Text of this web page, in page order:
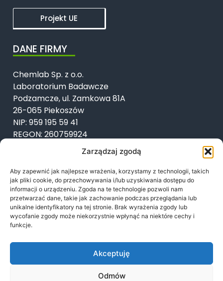
Zarządzaj zgodą
Aby zapewnić jak najlepsze wrażenia, korzystamy z technologii, takich
jak pliki cookie, do przechowywania i/lub uzyskiwania dostępu do
informacji o urządzeniu. Zgoda na te technologie pozwoli nam
przetwarzać dane, takie jak zachowanie podczas przeglądania lub
unikalne identyfikatory na tej stronie. Brak wyrażenia zgody lub
wycofanie zgody może niekorzystnie wpłynąć na niektóre cechy i
funkcje.
Akceptuję
Odmów
Projekt UE
DANE FIRMY
Chemlab Sp. z o.o.
Laboratorium Badawcze
Podzamcze, ul. Zamkowa 81A
26-065 Piekoszów
NIP: 959 195 59 41
REGON: 260759924
KONTAKT
+48 793 620 670